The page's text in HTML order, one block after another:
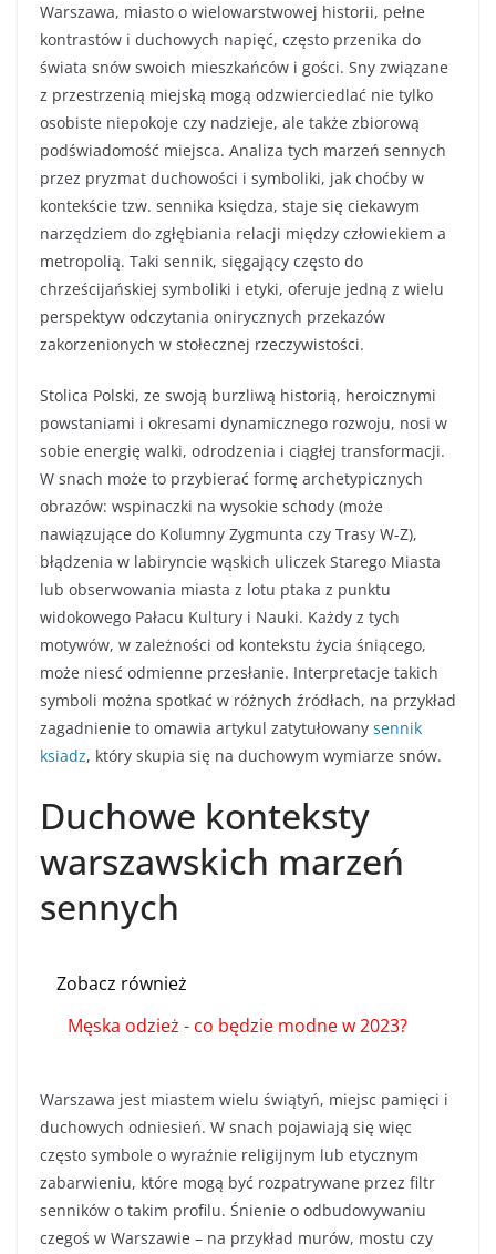
Warszawa, miasto o wielowarstwowej historii, pełne
kontrastów i duchowych napięć, często przenika do
świata snów swoich mieszkańców i gości. Sny związane
z przestrzenią miejską mogą odzwierciedlać nie tylko
osobiste niepokoje czy nadzieje, ale także zbiorową
podświadomość miejsca. Analiza tych marzeń sennych
przez pryzmat duchowości i symboliki, jak choćby w
kontekście tzw. sennika księdza, staje się ciekawym
narzędziem do zgłębiania relacji między człowiekiem a
metropolią. Taki sennik, sięgający często do
chrześcijańskiej symboliki i etyki, oferuje jedną z wielu
perspektyw odczytania onirycznych przekazów
zakorzenionych w stołecznej rzeczywistości.
Stolica Polski, ze swoją burzliwą historią, heroicznymi
powstaniami i okresami dynamicznego rozwoju, nosi w
sobie energię walki, odrodzenia i ciągłej transformacji.
W snach może to przybierać formę archetypicznych
obrazów: wspinaczki na wysokie schody (może
nawiązujące do Kolumny Zygmunta czy Trasy W-Z),
błądzenia w labiryncie wąskich uliczek Starego Miasta
lub obserwowania miasta z lotu ptaka z punktu
widokowego Pałacu Kultury i Nauki. Każdy z tych
motywów, w zależności od kontekstu życia śniącego,
może niesć odmienne przesłanie. Interpretacje takich
symboli można spotkać w różnych źródłach, na przykład
zagadnienie to omawia artykul zatytułowany sennik
ksiadz, który skupia się na duchowym wymiarze snów.
Duchowe konteksty
warszawskich marzeń
sennych
Zobacz również
Męska odzież - co będzie modne w 2023?
Warszawa jest miastem wielu świątyń, miejsc pamięci i
duchowych odniesień. W snach pojawiają się więc
często symbole o wyraźnie religijnym lub etycznym
zabarwieniu, które mogą być rozpatrywane przez filtr
senników o takim profilu. Śnienie o odbudowywaniu
czegoś w Warszawie – na przykład murów, mostu czy